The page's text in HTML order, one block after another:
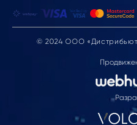
© 2024 ООО